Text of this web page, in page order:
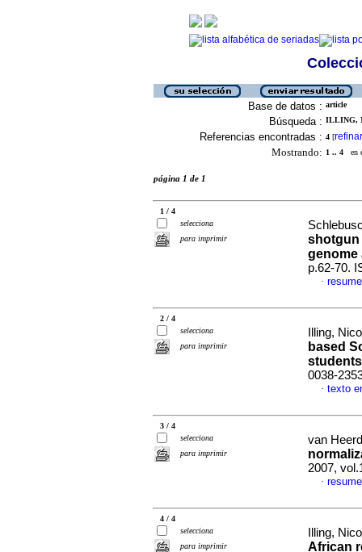
Base de datos : article
Búsqueda : ILLING,
Referencias encontradas : 4 [refinar
Mostrando: 1 .. 4 en
página 1 de 1
1 / 4
selecciona
para imprimir
shotgun
genome
p.62-70.
·
2 / 4
selecciona
para imprimir
Illing,
based
students
0038-
· texto
3 / 4
selecciona
para imprimir
van
2007,
·
4 / 4
selecciona
para imprimir
Illing,
African